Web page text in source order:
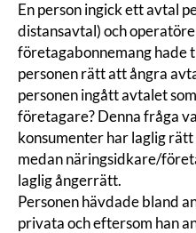
En person ingick ett avtal
distansavtal) och
företagabonnemang hade
personen rätt att ångra
personen ingått avtalet
företagare? Denna fråga
konsumenter har laglig
medan näringsidkare/
laglig ångerrätt.
Personen hävdade bland
privata och eftersom han